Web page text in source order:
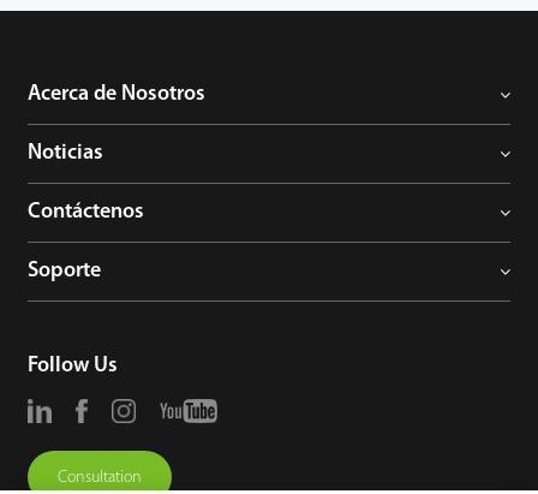
Acerca de Nosotros
Noticias
Contáctenos
Soporte
Follow Us
Consultation